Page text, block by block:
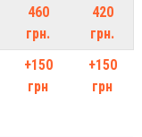
460
грн.
420
грн.
+150
грн
+150
грн